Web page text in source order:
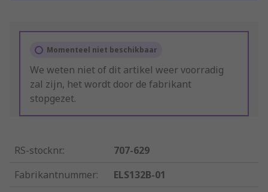
Momenteel niet beschikbaar
We weten niet of dit artikel weer voorradig
zal zijn, het wordt door de fabrikant
stopgezet.
RS-stocknr.:
707-629
Fabrikantnummer:
ELS132B-01